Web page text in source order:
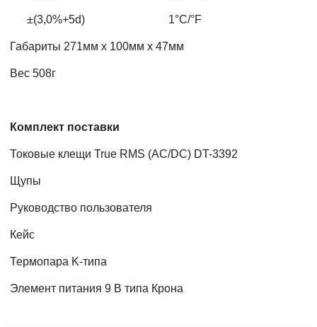
±(3,0%+5d) 1°C/°F
Габариты 271мм x 100мм x 47мм
Вес 508г
Комплект поставки
Токовые клещи True RMS (AC/DC) DT-3392
Щупы
Руководство пользователя
Кейс
Термопара K-типа
Элемент питания 9 В типа Крона